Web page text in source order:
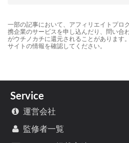
一部の記事において、アフィリエイトプロ
携企業のサービスを申し込んだり、問い合
がウチノカチに還元されることがあります
サイトの情報を確認してください。
Service
運営会社
監修者一覧